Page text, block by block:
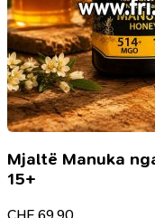
Mjaltë Manuka
15+
CHF 69.90